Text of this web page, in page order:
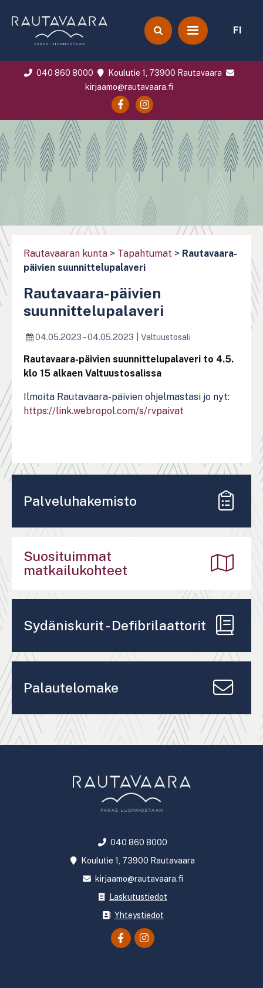
FI
040 860 8000
Koulutie 1, 73900 Rautavaara
kirjaamo@rautavaara.fi
Rautavaaran kunta > Tapahtumat > Rautavaara-
päivien suunnittelupalaveri
Rautavaara-päivien
suunnittelupalaveri
04.05.2023 - 04.05.2023 |Valtuustosali
Rautavaara-päivien suunnittelupalaveri to 4.5.
klo 15 alkaen Valtuustosalissa
Ilmoita Rautavaara-päivien ohjelmastasi jo nyt:
https://link.webropol.com/s/rvpaivat
Palveluhakemisto
Suosituimmat
matkailukohteet
Sydäniskurit - Defibrilaattorit
Palautelomake
040 860 8000
Koulutie 1, 73900 Rautavaara
kirjaamo@rautavaara.fi
Laskutustiedot
Yhteystiedot